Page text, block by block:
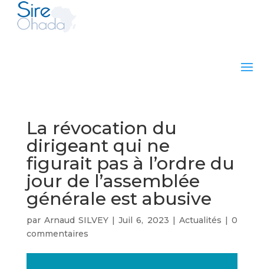
La révocation du
dirigeant qui ne
figurait pas à l’ordre du
jour de l’assemblée
générale est abusive
par Arnaud SILVEY |Juil 6, 2023 | Actualités |0
commentaires